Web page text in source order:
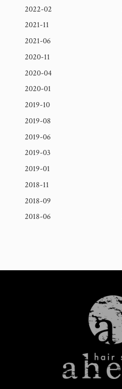
2022-02
2021-11
2021-06
2020-11
2020-04
2020-01
2019-10
2019-08
2019-06
2019-03
2019-01
2018-11
2018-09
2018-06